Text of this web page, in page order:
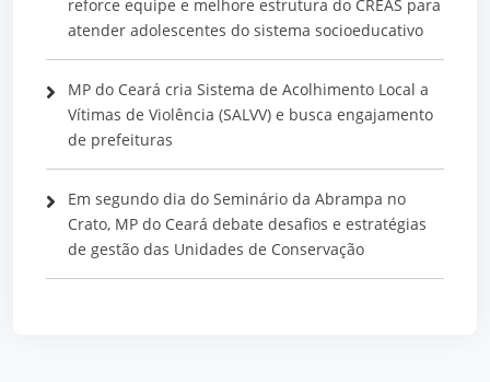
reforce equipe e melhore estrutura do CREAS para
atender adolescentes do sistema socioeducativo
MP do Ceará cria Sistema de Acolhimento Local a
Vítimas de Violência (SALVV) e busca engajamento
de prefeituras
Em segundo dia do Seminário da Abrampa no
Crato, MP do Ceará debate desafios e estratégias
de gestão das Unidades de Conservação